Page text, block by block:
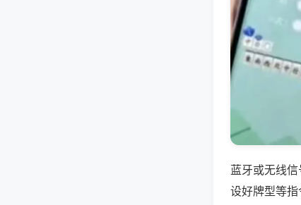
蓝牙或无线
设好牌型等